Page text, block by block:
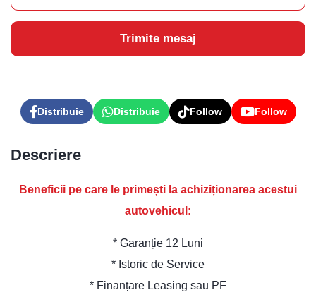
Trimite mesaj
Distribuie Distribuie Follow Follow
Descriere
Beneficii pe care le primești la achiziționarea acestui
autovehicul:
* Garanție 12 Luni
* Istoric de Service
* Finanțare Leasing sau PF